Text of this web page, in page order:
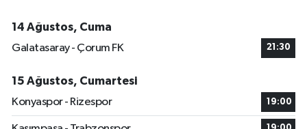
14 Ağustos, Cuma
Galatasaray - Çorum FK
21:30
15 Ağustos, Cumartesi
Konyaspor - Rizespor
19:00